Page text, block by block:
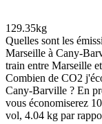
129.35kg
Quelles sont les
Marseille à Cany-
train entre Marseille
Combien de CO2
Cany-Barville ? En
vous économiserez
vol, 4.04 kg par